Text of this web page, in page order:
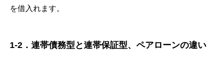
を借入れます。
1-2．連帯債務型と連帯保証型、ペアローンの違い